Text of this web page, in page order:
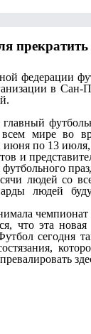
федерации
в Сан-
главный
мире во
июня по 13
и
футбольного
людей со
людей
что эта
сегодня